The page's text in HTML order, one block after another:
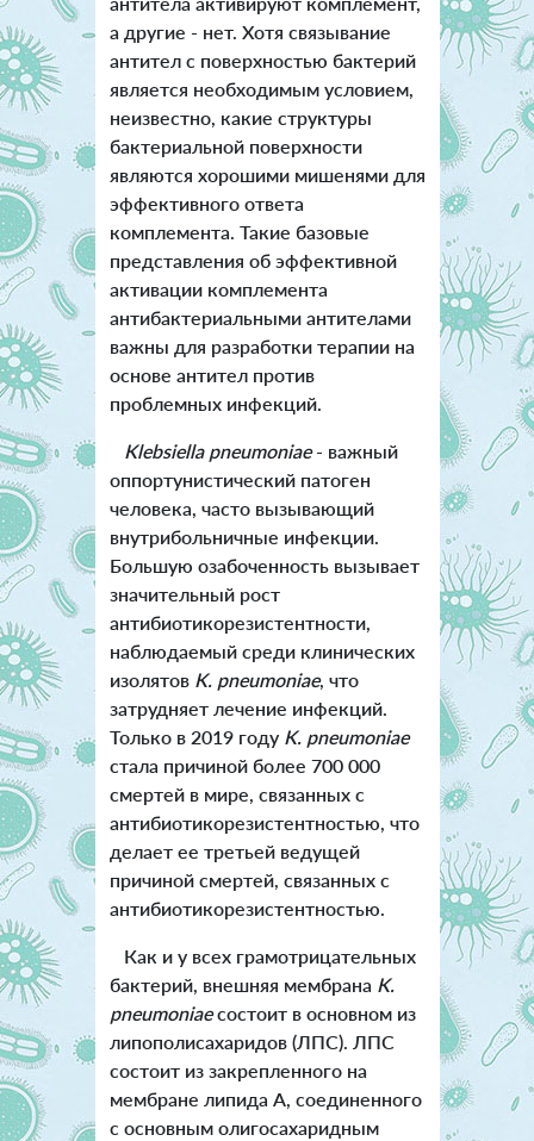
а другие - нет. Хотя связывание
антител с поверхностью бактерий
является необходимым условием,
неизвестно, какие структуры
бактериальной поверхности
являются хорошими мишенями для
эффективного ответа
комплемента. Такие базовые
представления об эффективной
активации комплемента
антибактериальными антителами
важны для разработки терапии на
основе антител против
проблемных инфекций.
Klebsiella pneumoniae- важный
оппортунистический патоген
человека, часто вызывающий
внутрибольничные инфекции.
Большую озабоченность вызывает
значительный рост
антибиотикорезистентности,
наблюдаемый среди клинических
изолятов K. pneumoniae, что
затрудняет лечение инфекций.
Только в 2019 году K. pneumoniae
стала причиной более 700 000
смертей в мире, связанных с
антибиотикорезистентностью, что
делает ее третьей ведущей
причиной смертей, связанных с
антибиотикорезистентностью.
Как и у всех грамотрицательных
бактерий, внешняя мембрана K.
pneumoniaeсостоит в основном из
липополисахаридов (ЛПС). ЛПС
состоит из закрепленного на
мембране липида А, соединенного
с основным олигосахаридным